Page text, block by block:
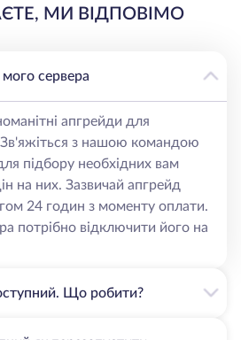
МИ ВІДПОВІМО
сервера
апгрейди для
Зв'яжіться з нашою командою
підбору необхідних вам
на них. Зазвичай апгрейд
24 годин з моменту оплати.
потрібно відключити його на
Що робити?